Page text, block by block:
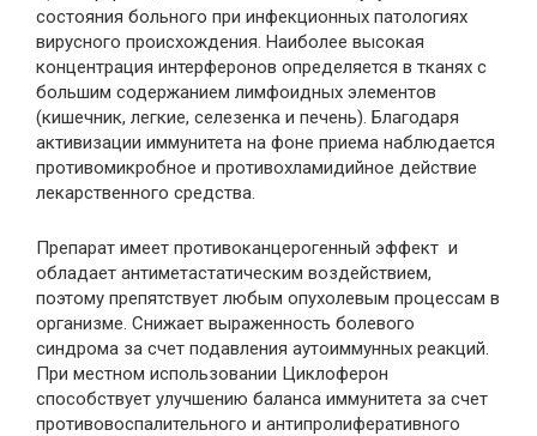
состояния больного при инфекционных патологиях
вирусного происхождения. Наиболее высокая
концентрация интерферонов определяется в тканях с
большим содержанием лимфоидных элементов
(кишечник, легкие, селезенка и печень). Благодаря
активизации иммунитета на фоне приема наблюдается
противомикробное и противохламидийное действие
лекарственного средства.
Препарат имеет противоканцерогенный эффект и
обладает антиметастатическим воздействием,
поэтому препятствует любым опухолевым процессам в
организме. Снижает выраженность болевого
синдрома за счет подавления аутоиммунных реакций.
При местном использовании Циклоферон
способствует улучшению баланса иммунитета за счет
противовоспалительного и антипролиферативного